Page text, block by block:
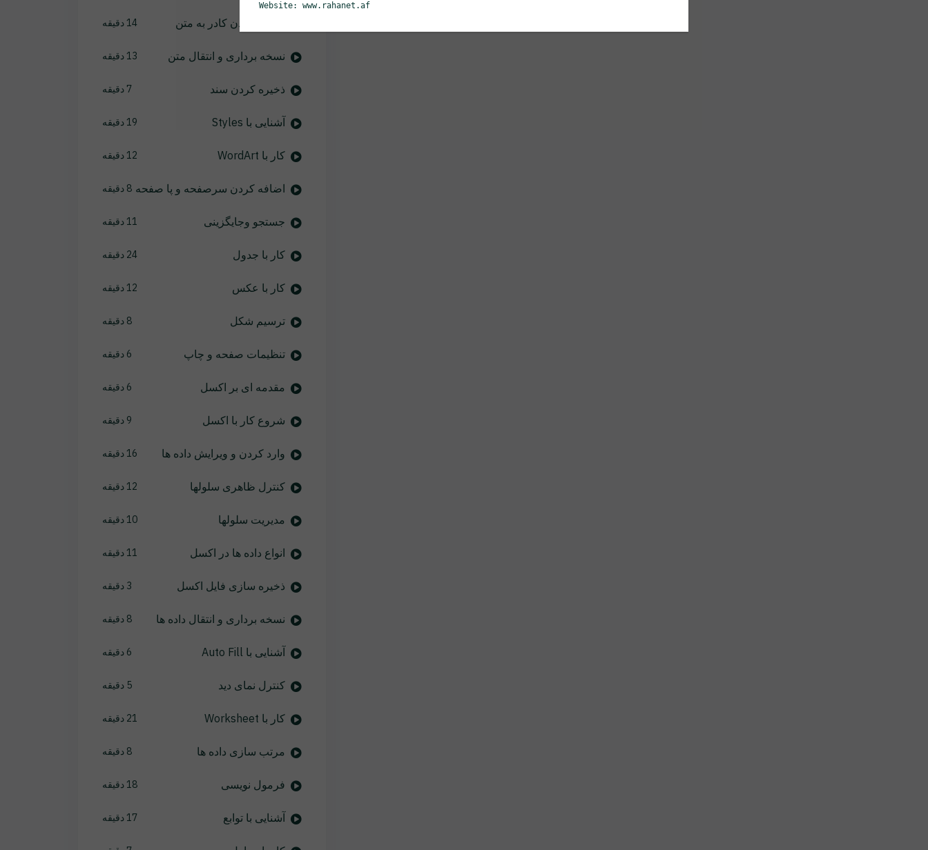
اضافه کردن کادر به متن 14 دقیقه
نسخه برداری و انتقال متن 13 دقیقه
ذخیره کردن سند 7 دقیقه
آشنایی با Styles 19 دقیقه
کار با WordArt 12 دقیقه
اضافه کردن سرصفحه و پا صفحه 8 دقیقه
جستجو وجایگزینی 11 دقیقه
کار با جدول 24 دقیقه
کار با عکس 12 دقیقه
ترسیم شکل 8 دقیقه
تنظیمات صفحه و چاپ 6 دقیقه
مقدمه ای بر اکسل 6 دقیقه
شروع کار با اکسل 9 دقیقه
وارد کردن و ویرایش داده ها 16 دقیقه
کنترل ظاهری سلولها 12 دقیقه
مدیریت سلولها 10 دقیقه
انواع داده ها در اکسل 11 دقیقه
ذخیره سازی فایل اکسل 3 دقیقه
نسخه برداری و انتقال داده ها 8 دقیقه
آشنایی با Auto Fill 6 دقیقه
کنترل نمای دید 5 دقیقه
کار با Worksheet 21 دقیقه
مرتب سازی داده ها 8 دقیقه
فرمول نویسی 18 دقیقه
آشنایی با توابع 17 دقیقه
Website: www.rahanet.af